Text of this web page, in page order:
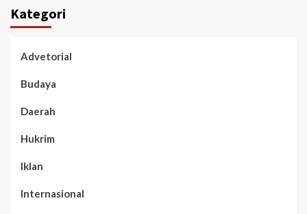
Kategori
Advetorial
Budaya
Daerah
Hukrim
Iklan
Internasional